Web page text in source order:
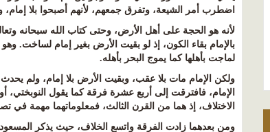
اضطرب أمر الشيعة، وتفرق جمعهم، لأنهم أصبحوا بلا إمام،
لأنه هو الحجة على أهل الأرض، وحتى كتاب الله سبحانه
بالإمام بقاء الكون، إذ لو بقيت الأرض بغير إمام لساخت.
لماجت بأهلها كما يموج البحر بأهله.
ولكن الإمام مات بلا عقب، وبقيت الأرض بلا إمام، ولم
الإمام، فافترقت إلى أربع عشرة فرقة كما يقول
الاختلاف، إذ هما من القرن الثالث، فمعلوماتهما مهمة في